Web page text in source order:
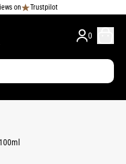
on Trustpilot
0